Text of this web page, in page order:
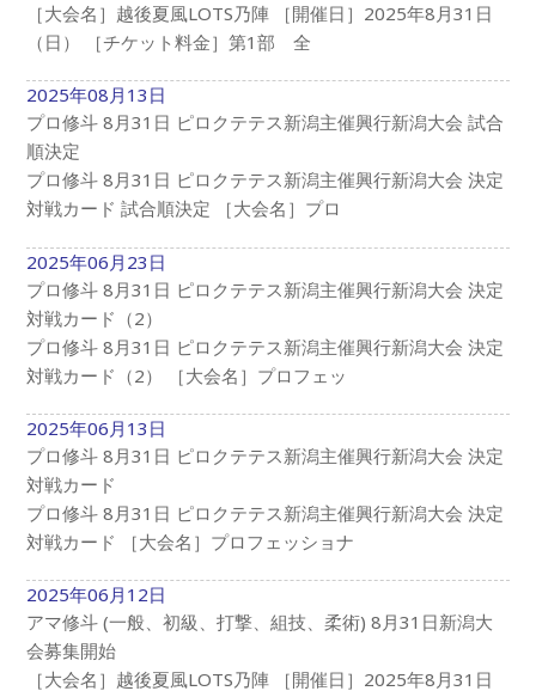
［大会名］越後夏風LOTS乃陣 ［開催日］2025年8月31日
（日） ［チケット料金］第1部 全
2025年08月13日
プロ修斗 8月31日 ピロクテテス新潟主催興行新潟大会 試合
順決定
プロ修斗 8月31日 ピロクテテス新潟主催興行新潟大会 決定
対戦カード 試合順決定 ［大会名］プロ
2025年06月23日
プロ修斗 8月31日 ピロクテテス新潟主催興行新潟大会 決定
対戦カード（2）
プロ修斗 8月31日 ピロクテテス新潟主催興行新潟大会 決定
対戦カード（2） ［大会名］プロフェッ
2025年06月13日
プロ修斗 8月31日 ピロクテテス新潟主催興行新潟大会 決定
対戦カード
プロ修斗 8月31日 ピロクテテス新潟主催興行新潟大会 決定
対戦カード ［大会名］プロフェッショナ
2025年06月12日
アマ修斗 (一般、初級、打撃、組技、柔術) 8月31日新潟大
会募集開始
［大会名］越後夏風LOTS乃陣 ［開催日］2025年8月31日